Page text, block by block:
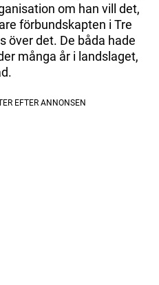
om han vill det,
förbundskapten i Tre
över det. De båda hade
många år i landslaget,